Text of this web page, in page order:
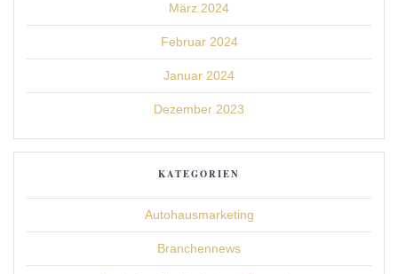
März 2024
Februar 2024
Januar 2024
Dezember 2023
KATEGORIEN
Autohausmarketing
Branchennews